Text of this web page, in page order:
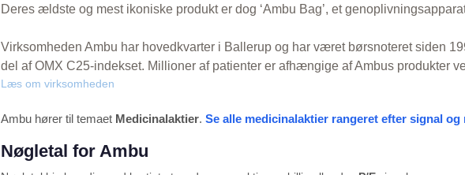
Deres ældste og mest ikoniske produkt er dog ‘Ambu Bag’, et
Virksomheden Ambu har hovedkvarter i Ballerup og har været børsnoteret siden
del af OMX C25-indekset. Millioner af patienter er afhængige af Ambus produkter
Læs om virksomheden
Ambu hører til temaet Medicinalaktier. Se alle medicinalaktier rangeret efter signal
Nøgletal for Ambu